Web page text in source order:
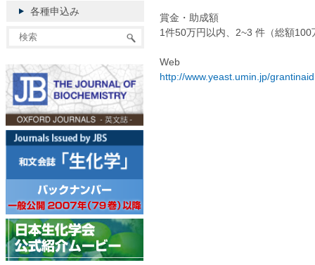
賞金・助成額
1件50万円以内、2~3 件（総額100
Web
http://www.yeast.umin.jp/
各種申込み